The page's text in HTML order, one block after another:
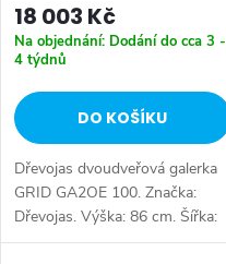
18 003 Kč
Na objednání: Dodání do cca 3 -
4 týdnů
DO KOŠÍKU
Dřevojas dvoudveřová galerka
GRID GA2OE 100. Značka:
Dřevojas. Výška: 86 cm. Šířka:
112 cm. Hloubka: 14 cm.